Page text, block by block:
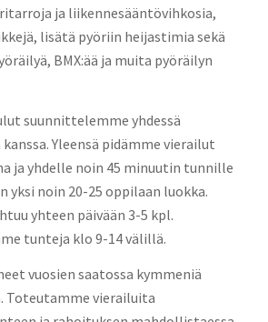
ja liikennesääntövihkosia,
lisätä pyöriin heijastimia sekä
BMX:ää ja muita pyöräilyn
suunnittelemme yhdessä
Yleensä pidämme vierailut
ja yhdelle noin 45 minuutin tunnille
yksi noin 20-25 oppilaan luokka.
yhteen päivään 3-5 kpl.
tunteja klo 9-14 välillä.
vuosien saatossa kymmeniä
Toteutamme vierailuita